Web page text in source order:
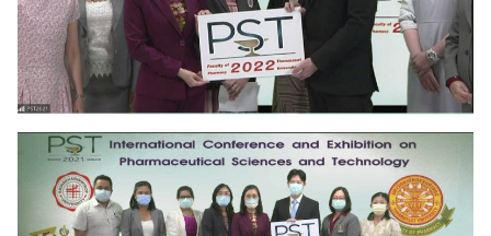
Search
for:
Search